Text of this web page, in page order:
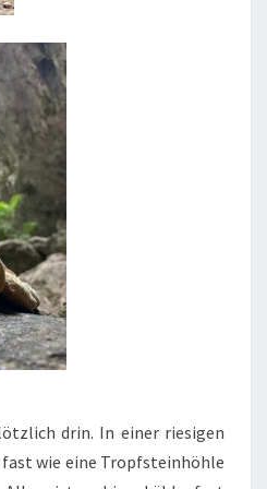
drin. In einer riesigen
wie eine Tropfsteinhöhle